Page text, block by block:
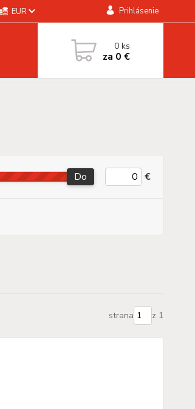
EUR Prihlásenie
0ks
za 0 €
Do €
strana z 1